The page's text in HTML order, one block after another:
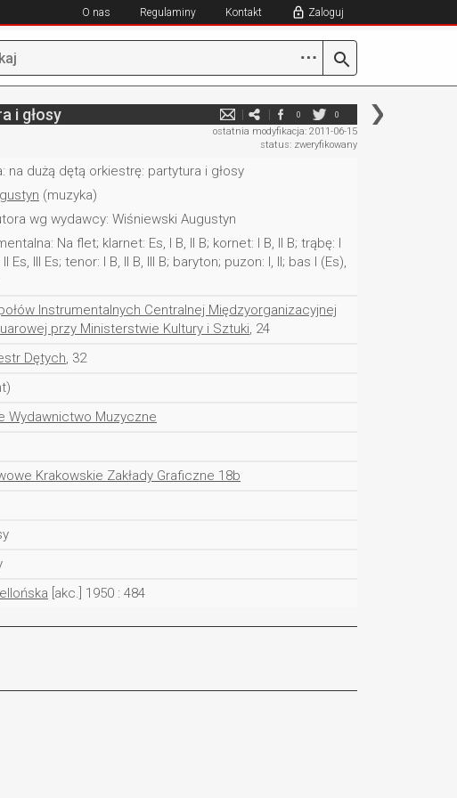
O nas Regulaminy Kontakt Zaloguj
⋯
i głosy 0 0
ostatnia modyfikacja: 2011-06-15
status: zweryfikowany
na dużą dętą orkiestrę: partytura i głosy
(muzyka)
wg wydawcy: Wiśniewski Augustyn
Na flet; klarnet: Es, I B, II B; kornet: I B, II B; trąbę: I
II Es, III Es; tenor: I B, II B, III B; baryton; puzon: I, II; bas I (Es),
Instrumentalnych Centralnej Międzyorganizacyjnej
przy Ministerstwie Kultury i Sztuki, 24
Dętych, 32
Wydawnictwo Muzyczne
Krakowskie Zakłady Graficzne 18b
[akc.] 1950 : 484